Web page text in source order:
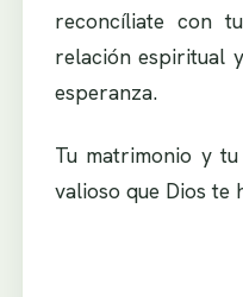
reconcíliate con
relación espiritual
esperanza.
Tu matrimonio y
valioso que Dios te